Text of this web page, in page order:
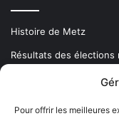
Pour offrir les meilleures
Histoire de Metz
Résultats des